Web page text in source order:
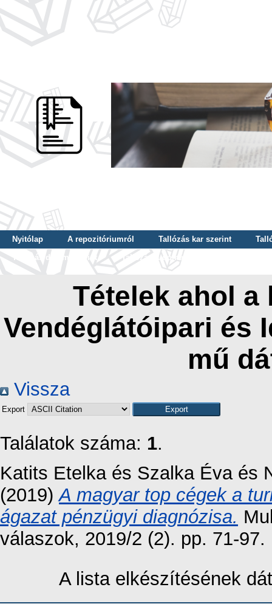
Nyitólap A repozitóriumról Tallózás kar szerint
Tallózás dátum szerint
Tallózás tudományterület szerint
Tételek ahol
Vendéglátóipari és
mű
Vissza
Export
Találatok száma: 1.
Katits Etelkaés Szalka Évaés
(2019)A magyar top cégek a
ágazat pénzügyi diagnózisa.
válaszok, 2019/2 (2). pp. 71-
A lista elkészítésének